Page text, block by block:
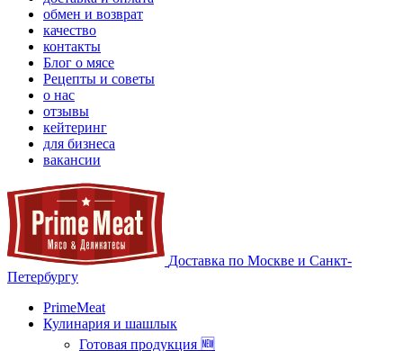
обмен и возврат
качество
контакты
Блог о мясе
Рецепты и советы
о нас
отзывы
кейтеринг
для бизнеса
вакансии
Доставка по Москве и Санкт-
Петербургу
PrimeMeat
Кулинария и шашлык
Готовая продукция 🆕